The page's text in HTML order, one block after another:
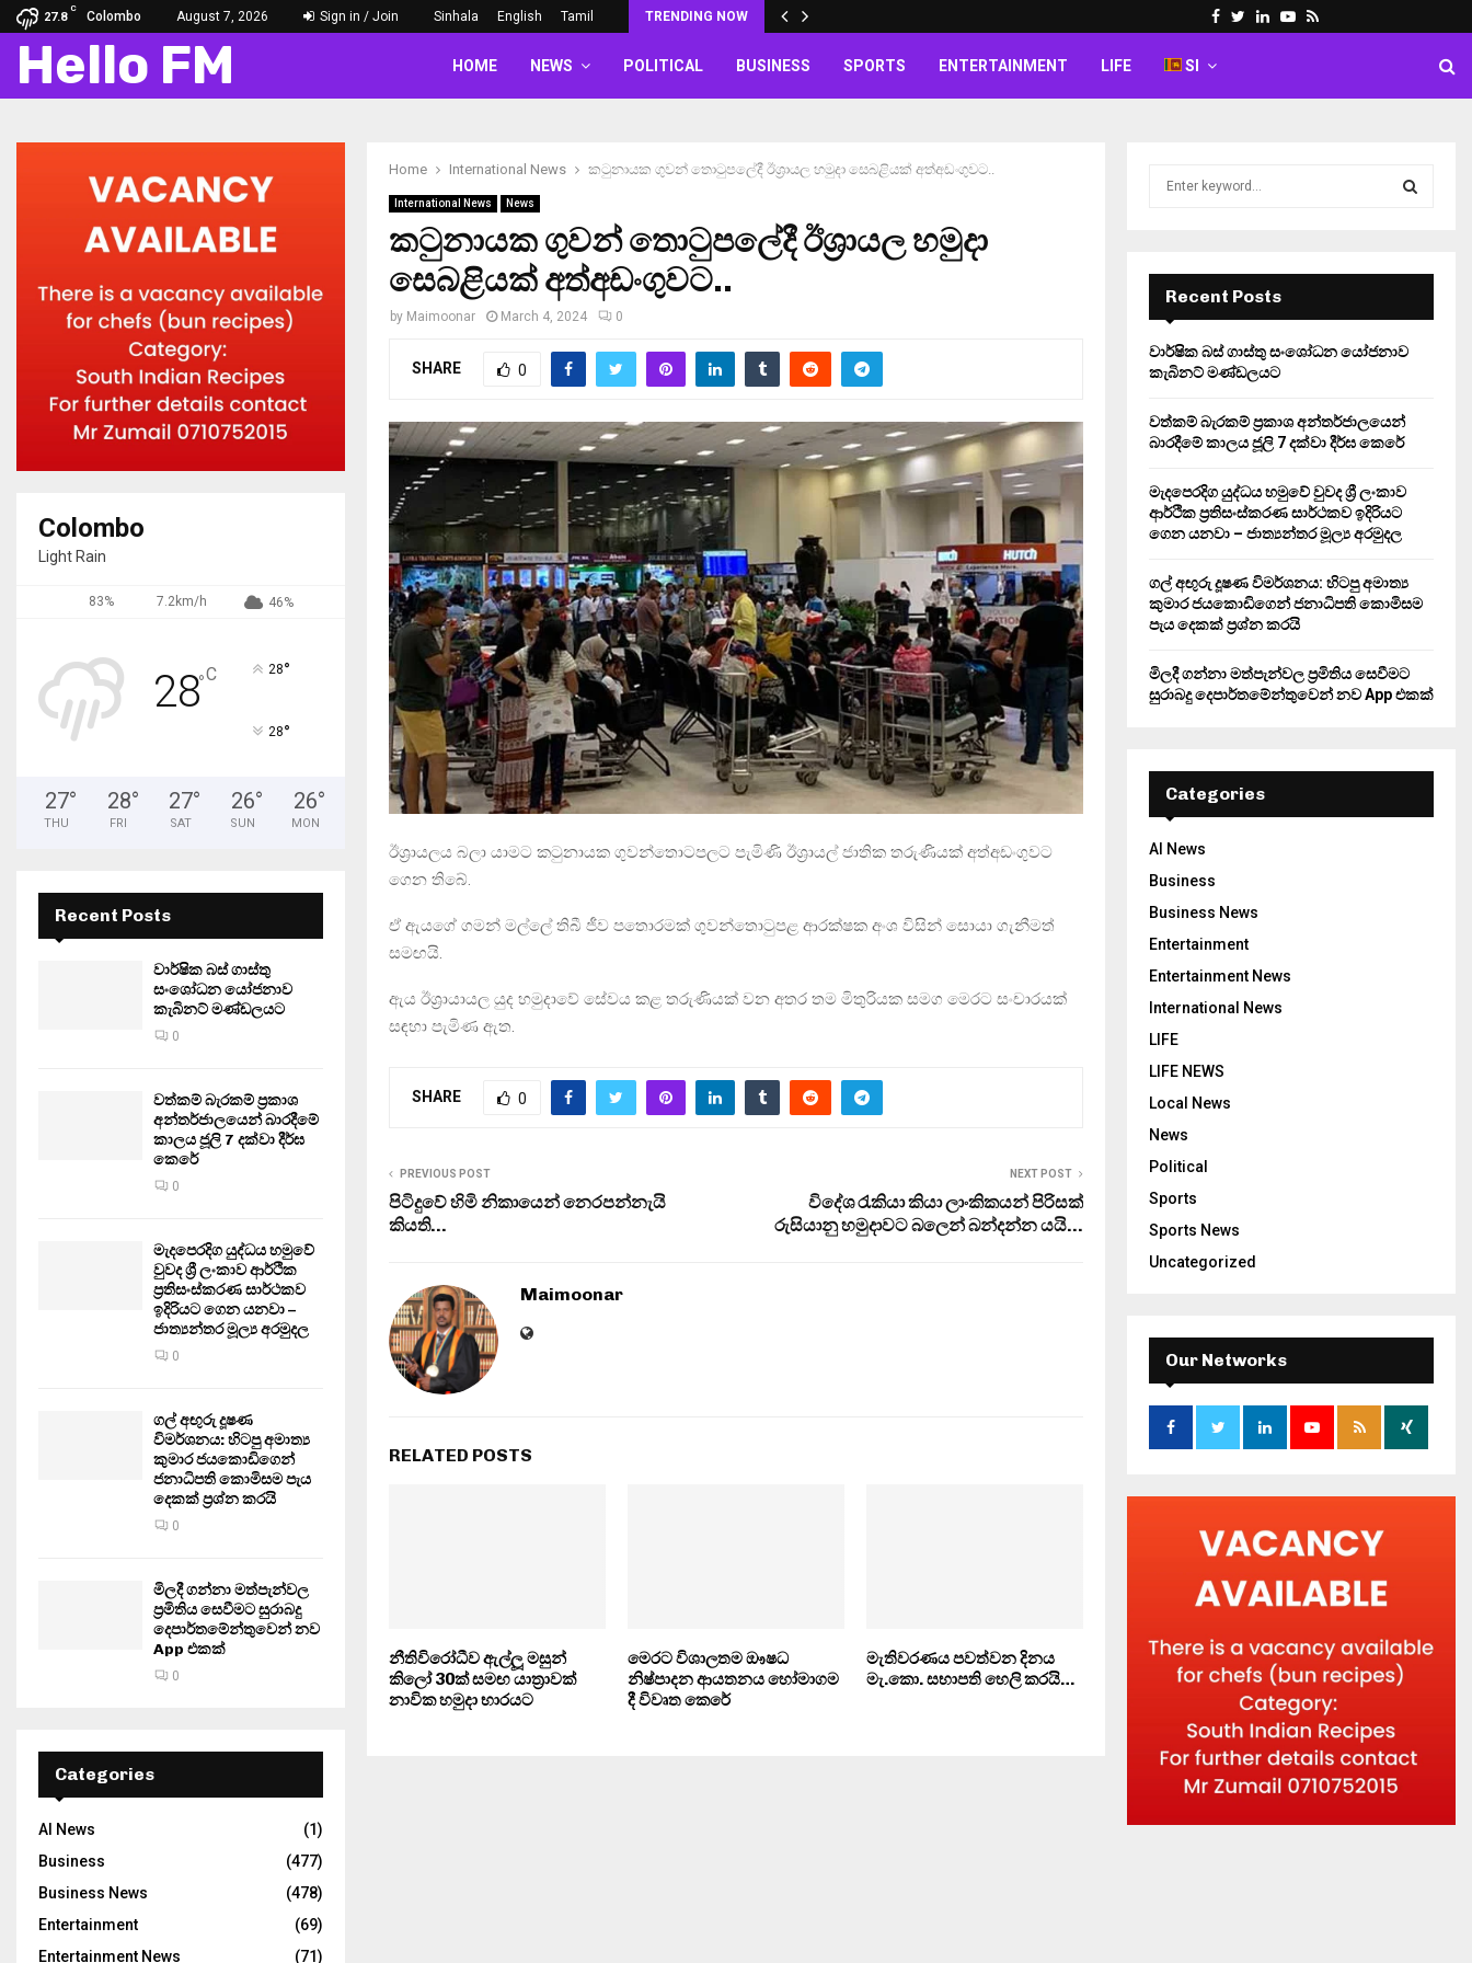
27.8
C
Colombo August 7, 2026 Sign in / Join Sinhala English Tamil TRENDING NOW Facebook
Twitter
LinkedinYoutube
Rss
Hello FM HOME NEWS POLITICAL BUSINESS SPORTS ENTERTAINMENT LIFE SI
Home International News කටුනායක ගුවන් තොටුපලේදී ඊශ්‍රායල හමුදා සෙබළියක් අත්අඩංගුවට..
International News News
කටුනායක ගුවන් තොටුපලේදී ඊශ්‍රායල හමුදා
සෙබළියක් අත්අඩංගුවට..
by Maimoonar March 4, 2024 0
SHARE 0
ඊශ්‍රායලය බලා යාමට කටුනායක ගුවන්තොටපලට පැමිණි ඊශ්‍රායල් ජාතික තරුණියක් අත්අඩංගුවට
ගෙන තිබේ.
ඒ ඇයගේ ගමන් මල්ලේ තිබී ජීව පතොරමක් ගුවන්තොටුපළ ආරක්ෂක අංශ විසින් සොයා ගැනීමත්
සමඟයි.
ඇය ඊශ්‍රායායල යුද හමුදාවේ සේවය කළ තරුණියක් වන අතර තම මිතුරියක සමග මෙරට සංචාරයක්
සඳහා පැමිණ ඇත.
SHARE 0
PREVIOUS POST
පිටිදුවේ හිමි නිකායෙන් නෙරපන්නැයි
කියති…
NEXT POST
විදේශ රැකියා කියා ලාංකිකයන් පිරිසක්
රුසියානු හමුදාවට බලෙන් බන්දන්න යයි…
Maimoonar
RELATED POSTS
නීතිවිරෝධීව ඇල්ලූ මසුන්
කිලෝ 30ක් සමඟ යාත්‍රාවක්
නාවික හමුදා භාරයට
මෙරට විශාලතම ඖෂධ
නිෂ්පාදන ආයතනය හෝමාගම
දී විවෘත කෙරේ
මැතිවරණය පවත්වන දිනය
මැ.කො. සභාපති හෙලි කරයි…
Colombo
Light Rain
83% 7.2km/h 46%
28°C 28°
28°
27°
THU
28°
FRI
27°
SAT
26°
SUN
26°
MON
Recent Posts
වාර්ෂික බස් ගාස්තු
සංශෝධන යෝජනාව
කැබිනට් මණ්ඩලයට
0
වත්කම් බැරකම් ප්‍රකාශ
අන්තර්ජාලයෙන් බාරදීමේ
කාලය ජූලි 7 දක්වා දීර්ඝ
කෙරේ
0
මැදපෙරදිග යුද්ධය හමුවේ
වුවද ශ්‍රී ලංකාව ආර්ථික
ප්‍රතිසංස්කරණ සාර්ථකව
ඉදිරියට ගෙන යනවා –
ජාත්‍යන්තර මූල්‍ය අරමුදල
0
ගල් අඟුරු දූෂණ
විමර්ශනය: හිටපු අමාත්‍ය
කුමාර ජයකොඩිගෙන්
ජනාධිපති කොමිසම පැය
දෙකක් ප්‍රශ්න කරයි
0
මිලදී ගන්නා මත්පැන්වල
ප්‍රමිතිය සෙවීමට සුරාබදු
දෙපාර්තමේන්තුවෙන් නව
App එකක්
0
Categories
AI News
(1)
Business
(477)
Business News
(478)
Entertainment
(69)
Entertainment News
(71)
r
:
E
A
R
H
Recent Posts
වාර්ෂික බස් ගාස්තු සංශෝධන යෝජනාව
කැබිනට් මණ්ඩලයට
වත්කම් බැරකම් ප්‍රකාශ අන්තර්ජාලයෙන්
බාරදීමේ කාලය ජූලි 7 දක්වා දීර්ඝ කෙරේ
මැදපෙරදිග යුද්ධය හමුවේ වුවද ශ්‍රී ලංකාව
ආර්ථික ප්‍රතිසංස්කරණ සාර්ථකව ඉදිරියට
ගෙන යනවා – ජාත්‍යන්තර මූල්‍ය අරමුදල
ගල් අඟුරු දූෂණ විමර්ශනය: හිටපු අමාත්‍ය
කුමාර ජයකොඩිගෙන් ජනාධිපති කොමිසම
පැය දෙකක් ප්‍රශ්න කරයි
මිලදී ගන්නා මත්පැන්වල ප්‍රමිතිය සෙවීමට
සුරාබදු දෙපාර්තමේන්තුවෙන් නව App එකක්
Categories
AI News
Business
Business News
Entertainment
Entertainment News
International News
LIFE
LIFE NEWS
Local News
News
Political
Sports
Sports News
Uncategorized
Our Networks